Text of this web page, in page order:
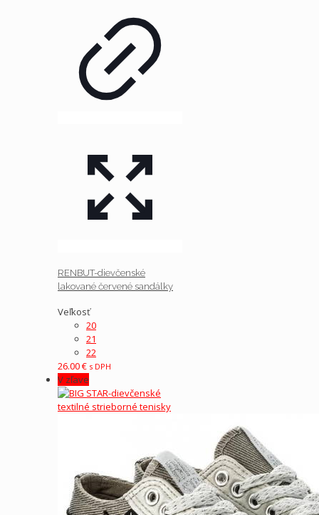
RENBUT-dievčenské
lakované červené sandálky
Veľkosť
20
21
22
26.00€ s DPH
V zľave